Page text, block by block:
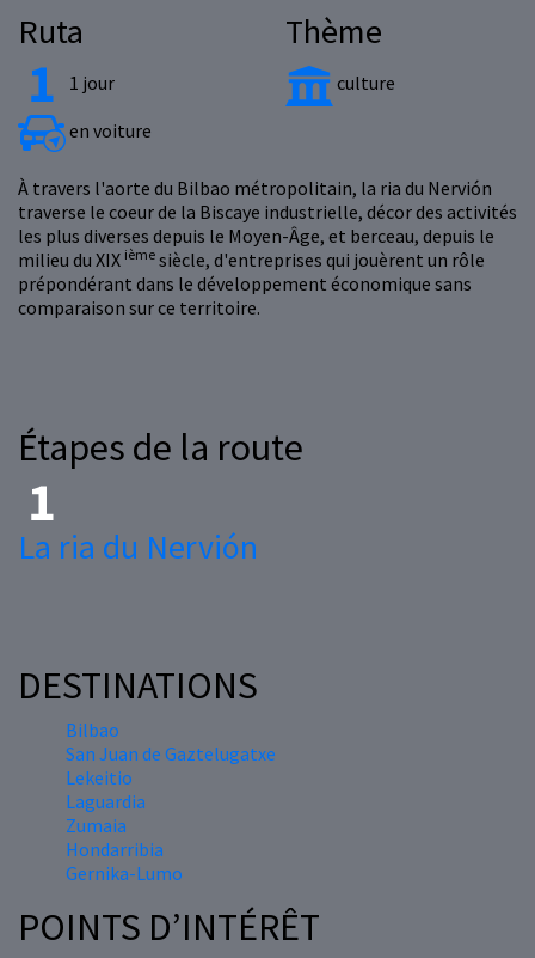
Ruta
1 jour
en voiture
Thème
culture
À travers l'aorte du Bilbao métropolitain, la ria du Nervión
traverse le coeur de la Biscaye industrielle, décor des activités
les plus diverses depuis le Moyen-Âge, et berceau, depuis le
milieu du XIX ième siècle, d'entreprises qui jouèrent un rôle
prépondérant dans le développement économique sans
comparaison sur ce territoire.
Étapes de la route
La ria du Nervión
DESTINATIONS
Bilbao
San Juan de Gaztelugatxe
Lekeitio
Laguardia
Zumaia
Hondarribia
Gernika-Lumo
POINTS D’INTÉRÊT